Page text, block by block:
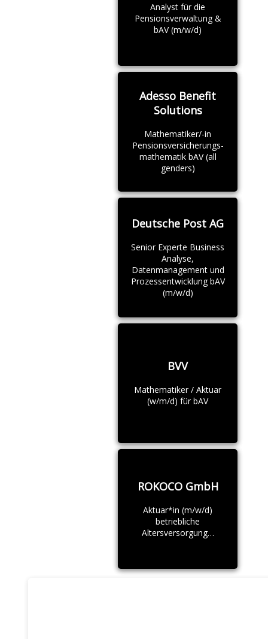
Analyst für die
Pensionsverwaltung &
bAV (m/w/d)
Adesso Benefit
Solutions
Mathematiker/-in
Pensionsversicherungs-
mathematik bAV (all
genders)
Deutsche Post AG
Senior Experte Business
Analyse,
Datenmanagement und
Prozessentwicklung bAV
(m/w/d)
BVV
Mathematiker / Aktuar
(w/m/d) für bAV
ROKOCO GmbH
Aktuar*in (m/w/d)
betriebliche
Altersversorgung…